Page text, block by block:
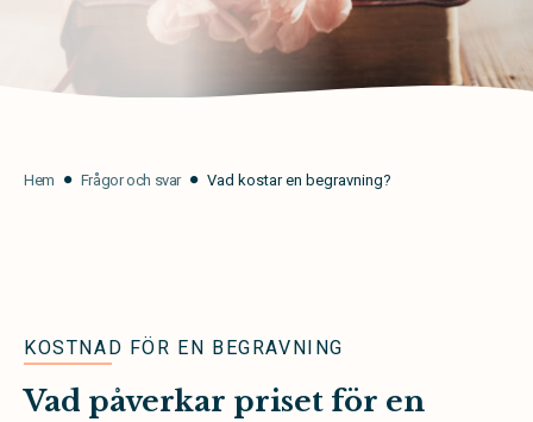
Hem Frågor och svar Vad kostar en begravning?
KOSTNAD FÖR EN BEGRAVNING
Vad påverkar priset för en